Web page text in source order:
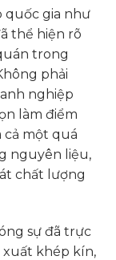
quốc gia như
thể hiện rõ
trong
phải
nghiệp
làm điểm
cả một quá
nguyên liệu,
chất lượng
sự đã trực
xuất khép kín,